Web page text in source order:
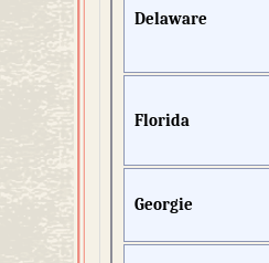
Delaware
Florida
Georgie